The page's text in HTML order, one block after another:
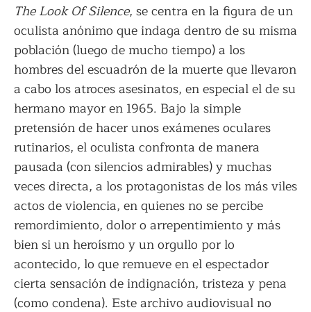
The Look Of Silence, se centra en la figura de un
oculista anónimo que indaga dentro de su misma
población (luego de mucho tiempo) a los
hombres del escuadrón de la muerte que llevaron
a cabo los atroces asesinatos, en especial el de su
hermano mayor en 1965. Bajo la simple
pretensión de hacer unos exámenes oculares
rutinarios, el oculista confronta de manera
pausada (con silencios admirables) y muchas
veces directa, a los protagonistas de los más viles
actos de violencia, en quienes no se percibe
remordimiento, dolor o arrepentimiento y más
bien si un heroísmo y un orgullo por lo
acontecido, lo que remueve en el espectador
cierta sensación de indignación, tristeza y pena
(como condena). Este archivo audiovisual no